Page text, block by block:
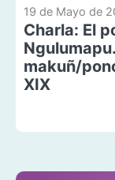
19 de Mayo de
Charla: El
makuñ/
XIX